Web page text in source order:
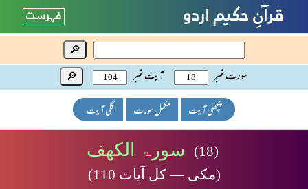
🔎
سورت نمبر آیت نمبر 🔎
پچھلی آیت مکمل سورت اگلی آیت
(18) سورۃ الکھف
(مکی — کل آیات 110)